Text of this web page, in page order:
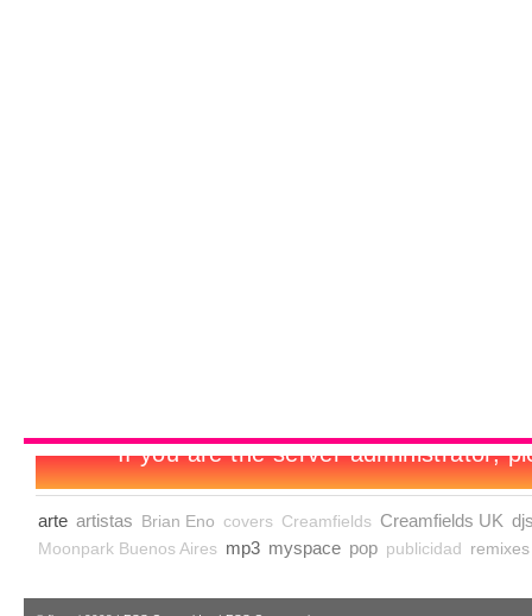
arte artistas Brian Eno covers Creamfields Creamfields UK
Moonpark Buenos Aires mp3 myspace pop publicidad remixes